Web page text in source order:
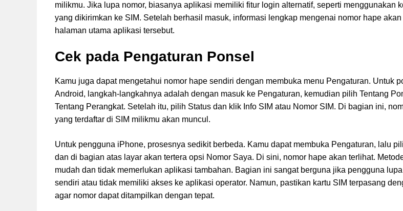
milikmu. Jika lupa nomor, biasanya aplikasi memiliki fitur login alternatif, seperti menggunakan
yang dikirimkan ke SIM. Setelah berhasil masuk, informasi lengkap mengenai nomor hape
halaman utama aplikasi tersebut.
Cek pada Pengaturan Ponsel
Kamu juga dapat mengetahui nomor hape sendiri dengan membuka menu Pengaturan. Untuk
Android, langkah-langkahnya adalah dengan masuk ke Pengaturan, kemudian pilih Tentang
Tentang Perangkat. Setelah itu, pilih Status dan klik Info SIM atau Nomor SIM. Di bagian ini,
yang terdaftar di SIM milikmu akan muncul.
Untuk pengguna iPhone, prosesnya sedikit berbeda. Kamu dapat membuka Pengaturan, lalu
dan di bagian atas layar akan tertera opsi Nomor Saya. Di sini, nomor hape akan terlihat.
mudah dan tidak memerlukan aplikasi tambahan. Bagian ini sangat berguna jika pengguna
sendiri atau tidak memiliki akses ke aplikasi operator. Namun, pastikan kartu SIM terpasang
agar nomor dapat ditampilkan dengan tepat.